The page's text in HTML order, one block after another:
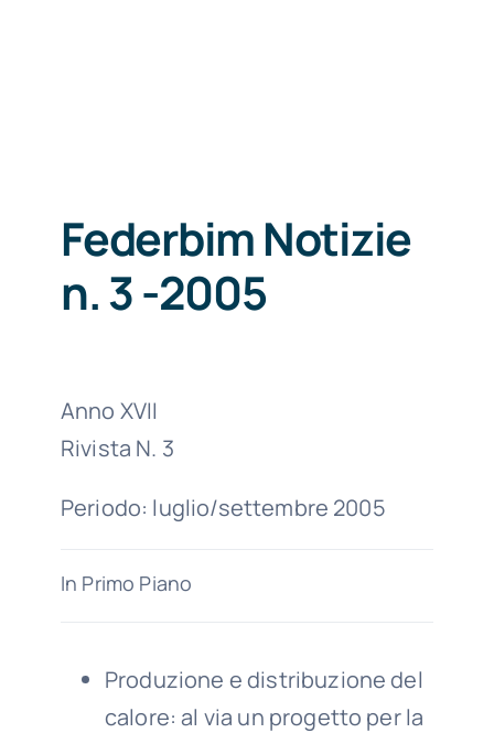
Federbim Notizie
n. 3 -2005
Anno XVII
Rivista N. 3
Periodo: luglio/settembre 2005
In Primo Piano
Produzione e distribuzione del
calore: al via un progetto per la